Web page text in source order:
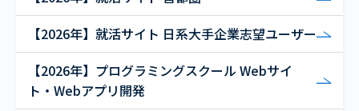
【2026年】就活サイト 日系大手企業志望ユーザー
【2026年】プログラミングスクール Webサイ
ト・Webアプリ開発